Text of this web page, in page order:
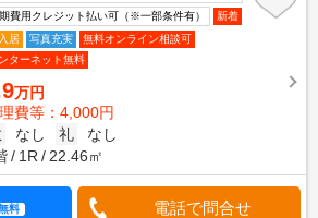
費用クレジット払い可（※一部条件有）
新着
居
写真充実
無料オンライン相談可
ターネット無料
万円
費等：4,000円
なし 礼
なし
1R 22.46㎡
料 電話で問合せ